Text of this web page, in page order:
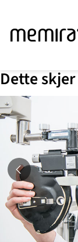
innhold
Dette